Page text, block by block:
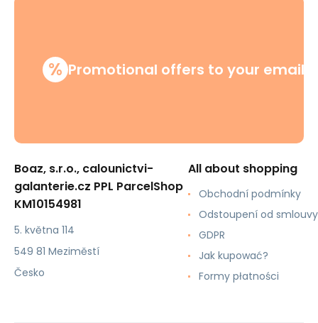
% Promotional offers to your email
Boaz, s.r.o., calounictvi-
galanterie.cz PPL ParcelShop
KM10154981
5. května 114
549 81 Meziměstí
Česko
All about shopping
Obchodní podmínky
Odstoupení od smlouvy
GDPR
Jak kupować?
Formy płatności